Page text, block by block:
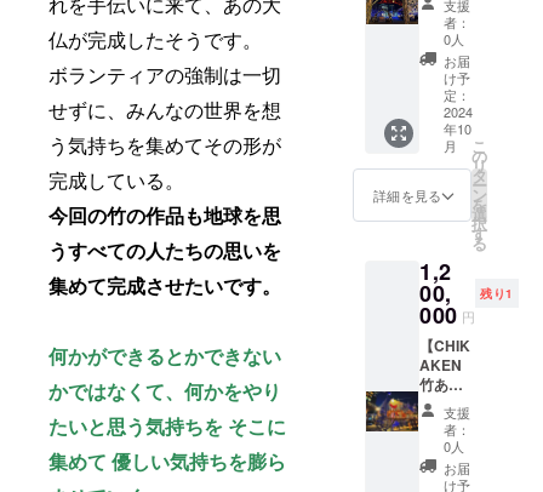
仏が完成したそうです。
ボランティアの強制は一切
せずに、みんなの世界を想
う気持ちを集めてその形が
完成している。
今回の竹の作品も地球を思
うすべての人たちの思いを
集めて完成させたいです。
何かができるとかできない
かではなくて、何かをやり
たいと思う気持ちを そこに
集めて 優しい気持ちを膨ら
れない
加工
済） ■
サイ
ズ・原
材料 約
33×89c
m 綿
100％
日本製
■注意事
クスク
リーン
を手刷
りで生
産する
ため、
お届け
までお
時間を
いただ
く場合
がござ
//www.i
nstagra
m.com/
kawash
ima.koi
chi/）
の、北
海道の
会員制
一棟貸
し宿
「Yukiy
（ユキ
ヤナ
ギ）に
て、
「バカ
になる
勇気 資
本主義
を無視
して豊
かにな
る29の
プラン
（小）
】 例 ）
ステー
ジ全体
装飾、
ショー
ウィン
ドウ な
ど その
場所の
引き出
し、そ
の場所
オリジ
ナルの
竹あか
りによ
る全体
の空間
づくり
を演出
しま
支援
者：
0人
お届
け予
定：
2024
年10
月
詳細を見る
こ
の
リ
タ
ー
ン
を
選
択
す
る
1,2
00,
000 円
残り1
【CHIK
AKEN
竹あか
り装飾
プラン
（中）
】 例 ）
ステー
支援
者：
0人
お届
け予